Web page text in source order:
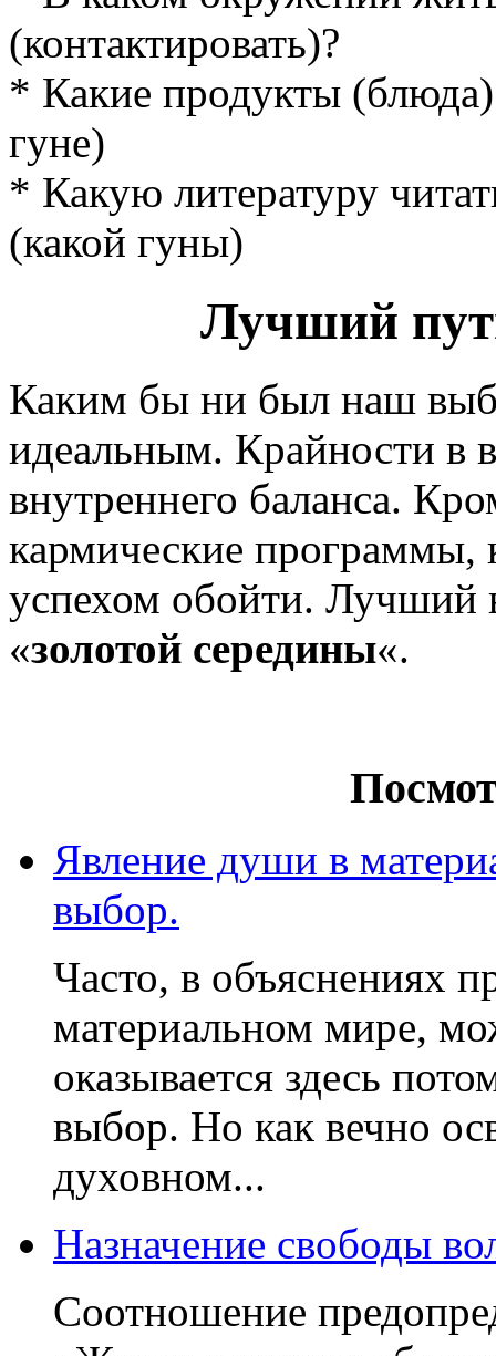
(контактировать)?
* Какие продукты
гуне)
* Какую литературу
(какой гуны)
Лучший
Каким бы ни был наш
идеальным. Крайности в
внутреннего баланса.
кармические программы,
успехом обойти.
«золотой середины«.
Явление души в
выбор.
Часто, в объяснениях
материальном мире,
оказывается здесь
выбор. Но как вечно
духовном...
Назначение свободы
Соотношение